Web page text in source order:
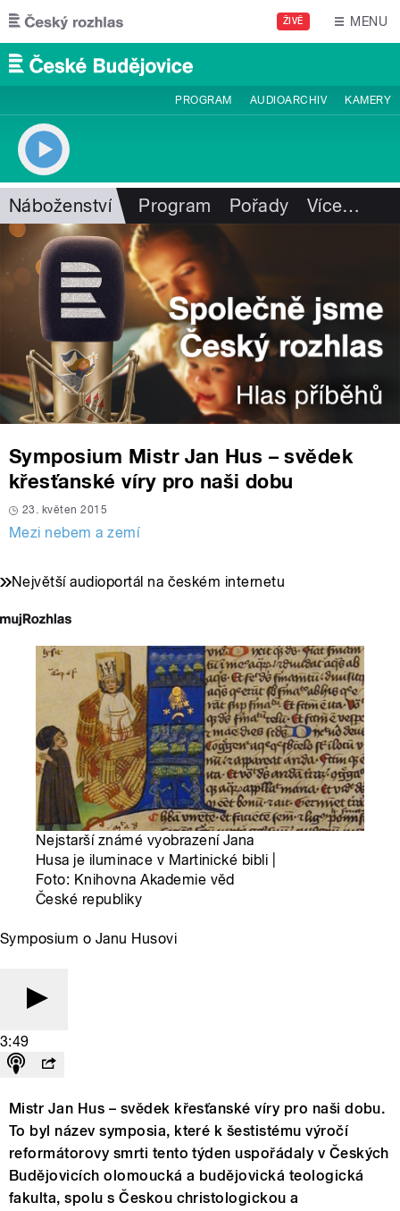
Přejít k hlavnímu obsahu
ŽIVĚ MENU
PROGRAM AUDIOARCHIV KAMERY
Náboženství Program Pořady Více…
Symposium Mistr Jan Hus – svědek
křesťanské víry pro naši dobu
23. květen 2015
Mezi nebem a zemí
Největší audioportál na českém internetu
Nejstarší známé vyobrazení Jana
Husa je iluminace v Martinické bibli |
Foto: Knihovna Akademie věd
České republiky
Symposium o Janu Husovi
3:49
Mistr Jan Hus – svědek křesťanské víry pro naši dobu.
To byl název symposia, které k šestistému výročí
reformátorovy smrti tento týden uspořádaly v Českých
Budějovicích olomoucká a budějovická teologická
fakulta, spolu s Českou christologickou a